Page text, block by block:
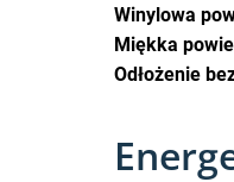
Winylowa
Miękka
Odłożenie